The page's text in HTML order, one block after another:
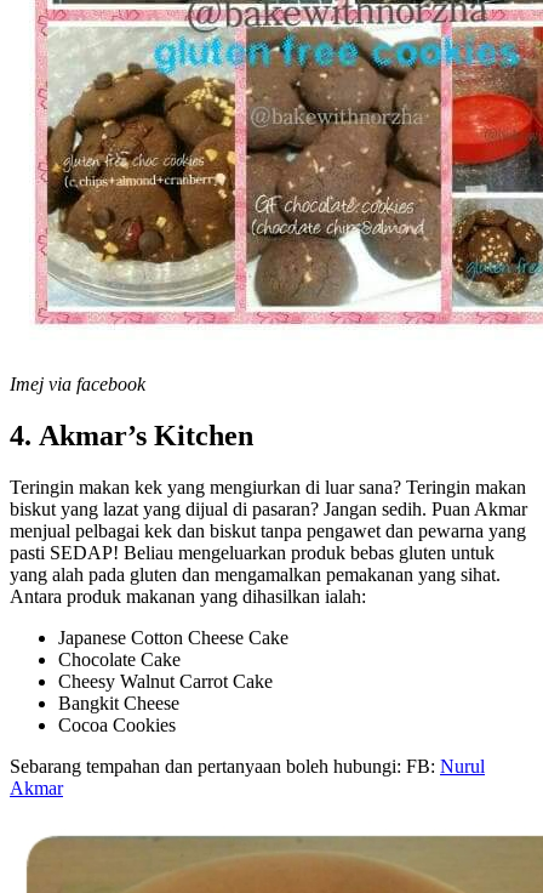
Imej via facebook
4. Akmar’s Kitchen
Teringin makan kek yang mengiurkan di luar sana? Teringin makan
biskut yang lazat yang dijual di pasaran? Jangan sedih. Puan Akmar
menjual pelbagai kek dan biskut tanpa pengawet dan pewarna yang
pasti SEDAP! Beliau mengeluarkan produk bebas gluten untuk
yang alah pada gluten dan mengamalkan pemakanan yang sihat.
Antara produk makanan yang dihasilkan ialah:
Japanese Cotton Cheese Cake
Chocolate Cake
Cheesy Walnut Carrot Cake
Bangkit Cheese
Cocoa Cookies
Sebarang tempahan dan pertanyaan boleh hubungi: FB: Nurul
Akmar